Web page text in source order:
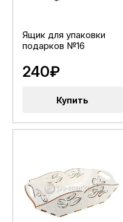
Ящик для упаковки
подарков №16
240₽
Купить